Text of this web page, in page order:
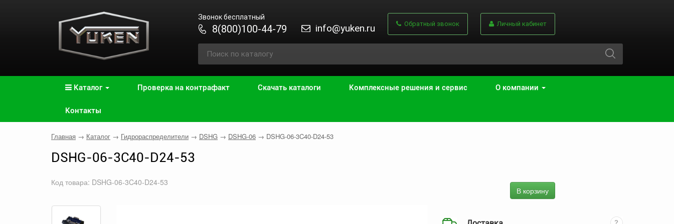
Звонок бесплатный
8(800)100-44-79 info@yuken.ru Обратный звонок Личный кабинет
Каталог Проверка на контрафакт Скачать каталоги Комплексные решения и сервис О компании
Контакты
Главная → Каталог → Гидрораспределители → DSHG → DSHG-06 → DSHG-06-3C40-D24-53
DSHG-06-3C40-D24-53
Код товара: DSHG-06-3C40-D24-53
В корзину